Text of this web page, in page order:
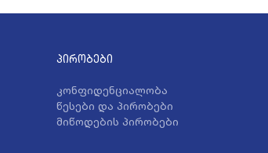
პირობები
კონფიდენციალობა
წესები და პირობები
მიწოდების პირობები